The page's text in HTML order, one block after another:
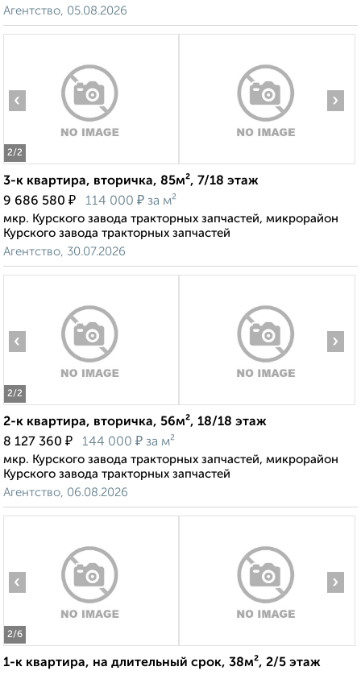
Агентство, 05.08.2026
2/2
‹ ›
3-к квартира, вторичка, 85м², 7/18 этаж
9 686 580 ₽ 114 000 ₽ за м²
мкр. Курского завода тракторных запчастей, микрорайон
Курского завода тракторных запчастей
Агентство, 30.07.2026
2/2
‹ ›
2-к квартира, вторичка, 56м², 18/18 этаж
8 127 360 ₽ 144 000 ₽ за м²
мкр. Курского завода тракторных запчастей, микрорайон
Курского завода тракторных запчастей
Агентство, 06.08.2026
2/6
‹ ›
1-к квартира, на длительный срок, 38м², 2/5 этаж